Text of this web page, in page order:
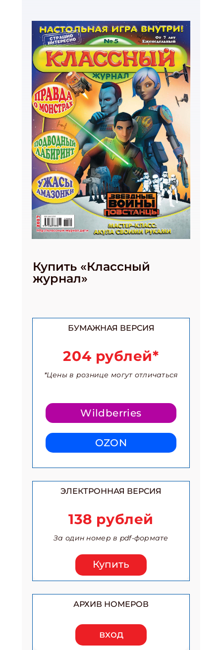
Купить «Классный
журнал»
БУМАЖНАЯ ВЕРСИЯ
204 рублей*
*Цены в рознице могут отличаться
Wildberries
OZON
ЭЛЕКТРОННАЯ ВЕРСИЯ
138 рублей
За один номер в pdf-формате
Купить
АРХИВ НОМЕРОВ
вход